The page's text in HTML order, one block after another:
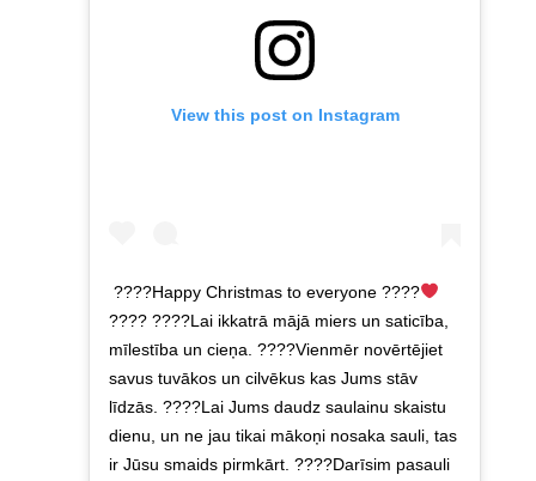
View this post on Instagram
????Happy Christmas to everyone ????
???? ????Lai ikkatrā mājā miers un saticība,
mīlestība un cieņa. ????Vienmēr novērtējiet
savus tuvākos un cilvēkus kas Jums stāv
līdzās. ????Lai Jums daudz saulainu skaistu
dienu, un ne jau tikai mākoņi nosaka sauli, tas
ir Jūsu smaids pirmkārt. ????Darīsim pasauli